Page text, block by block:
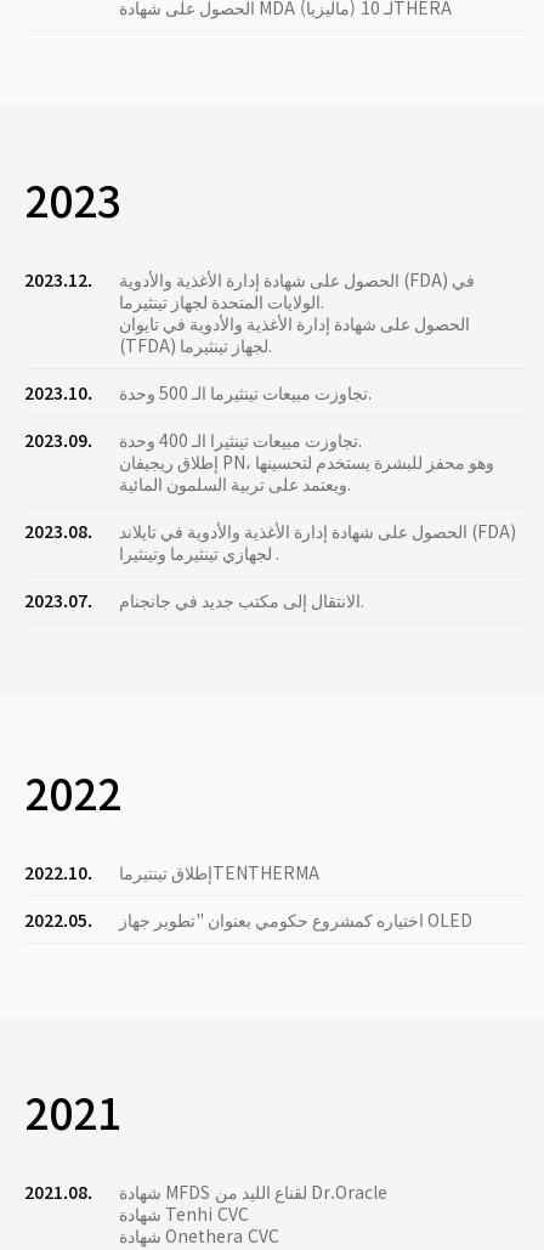
الحصول على شهادة MDA (ماليزيا) لـ 10THERA
2023
2023.12.
الحصول على شهادة إدارة الأغذية والأدوية (FDA) في
الولايات المتحدة لجهاز تينثيرما.
الحصول على شهادة إدارة الأغذية والأدوية في تايوان
(TFDA) لجهاز تينثيرما.
2023.10.
تجاوزت مبيعات تينثيرما الـ 500 وحدة.
2023.09.
تجاوزت مبيعات تينثيرا الـ 400 وحدة.
إطلاق ريجيفان PN، وهو محفز للبشرة يستخدم لتحسينها
ويعتمد على تربية السلمون المائية.
2023.08.
الحصول على شهادة إدارة الأغذية والأدوية في تايلاند (FDA)
لجهازي تينثيرما وتينثيرا .
2023.07.
الانتقال إلى مكتب جديد في جانجنام.
2022
2022.10.
إطلاق تينتيرماTENTHERMA
2022.05.
اختياره كمشروع حكومي بعنوان "تطوير جهاز OLED
2021
2021.08.
شهادة MFDS لقناع الليد من Dr.Oracle
شهادة Tenhi CVC
شهادة Onethera CVC